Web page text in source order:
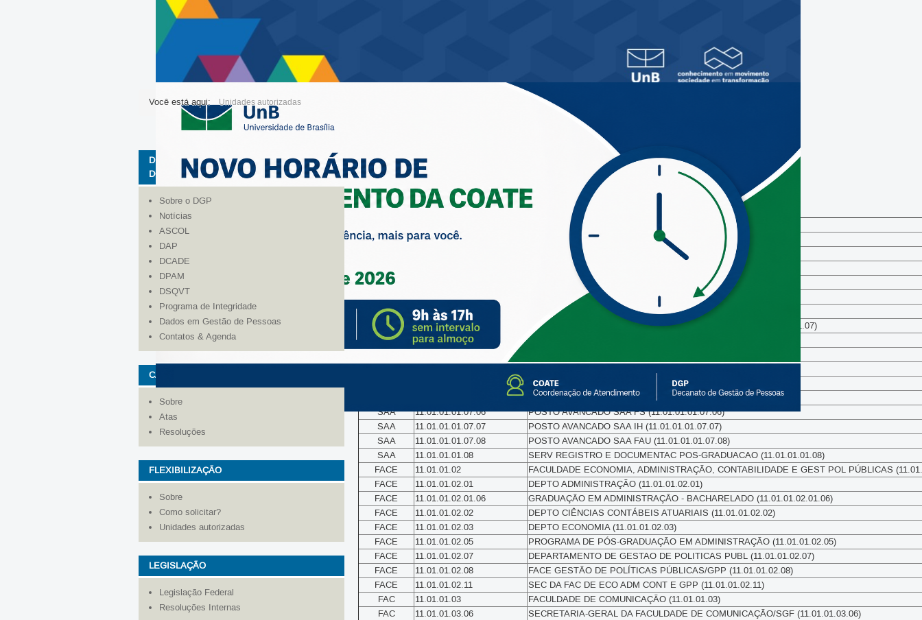
Você está aqui: Unidades autorizadas
DECANATO DE GESTÃO DE PESSOAS -
DGP
Sobre o DGP
Notícias
ASCOL
DAP
DCADE
DPAM
DSQVT
Programa de Integridade
Dados em Gestão de Pessoas
Contatos & Agenda
CÂMARA DE GESTÃO DE PESSOAS - CGP
Sobre
Atas
Resoluções
FLEXIBILIZAÇÃO
Sobre
Como solicitar?
Unidades autorizadas
LEGISLAÇÃO
Legislação Federal
Resoluções Internas
Unidades com jornada flexibilizada autorizada
Essas são as unidades da UnB que, atualmente, têm autorização para flexibilizar sua jornada de trabalho
e estão registradas no Sistema Integrado de Gestão de Recursos Humanos (SIGRH).
Unidade de Flexibilização
GRE
11.01
REITORIA (11.01)
SECRETARIA DE ADMINISTRACAO ACADEMICA (11.01.01.01)
SERVICO DISCIPLINAS, CURSOS E CURRICULO (11.01.01.01.01)
SAA
SERVICO DE REGISTRO DE GRADUACAO (11.01.01.01.02)
SAA
11.01.01.01.05
SERVICO CERTIF, REVALID, REGIST DE DIPL (11.01.01.01.05)
SAA
11.01.01.01.06
SERVICO DE ARQUIVO SAA (11.01.01.01.06)
SAA
11.01.01.01.07
SERV SUPERVISAO E ORIENTACAO P AVANCADOS (11.01.01.01.07)
SAA
11.01.01.01.07.01
POSTO AVANCADO DIURNO (11.01.01.01.07.01)
POSTO AVANCADO SAA BSAN (11.01.01.01.07.04)
POSTO AVANCADO SAA FE (11.01.01.01.07.05)
SAA
11.01.01.01.07.06
POSTO AVANCADO SAA FS (11.01.01.01.07.06)
SAA
11.01.01.01.07.07
POSTO AVANCADO SAA IH (11.01.01.01.07.07)
SAA
11.01.01.01.07.08
POSTO AVANCADO SAA FAU (11.01.01.01.07.08)
SAA
11.01.01.01.08
SERV REGISTRO E DOCUMENTAC POS-GRADUACAO (11.01.01.01.08)
FACE
11.01.01.02
FACULDADE ECONOMIA, ADMINISTRAÇÃO, CONTABILIDADE E GEST POL PÚBLICAS
FACE
11.01.01.02.01
DEPTO ADMINISTRAÇÃO (11.01.01.02.01)
FACE
11.01.01.02.01.06
GRADUAÇÃO EM ADMINISTRAÇÃO - BACHARELADO (11.01.01.02.01.06)
FACE
11.01.01.02.02
DEPTO CIÊNCIAS CONTÁBEIS ATUARIAIS (11.01.01.02.02)
FACE
11.01.01.02.03
DEPTO ECONOMIA (11.01.01.02.03)
FACE
11.01.01.02.05
PROGRAMA DE PÓS-GRADUAÇÃO EM ADMINISTRAÇÃO (11.01.01.02.05)
FACE
11.01.01.02.07
DEPARTAMENTO DE GESTAO DE POLITICAS PUBL (11.01.01.02.07)
FACE
11.01.01.02.08
FACE GESTÃO DE POLÍTICAS PÚBLICAS/GPP (11.01.01.02.08)
FACE
11.01.01.02.11
SEC DA FAC DE ECO ADM CONT E GPP (11.01.01.02.11)
FAC
11.01.01.03
FACULDADE DE COMUNICAÇÃO (11.01.01.03)
FAC
11.01.01.03.06
SECRETARIA-GERAL DA FACULDADE DE COMUNICAÇÃO/SGF (11.01.01.03.06)